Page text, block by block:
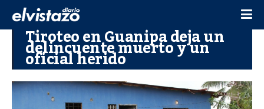
Tiroteo en Guanipa deja un
delincuente muerto y un
oficial herido